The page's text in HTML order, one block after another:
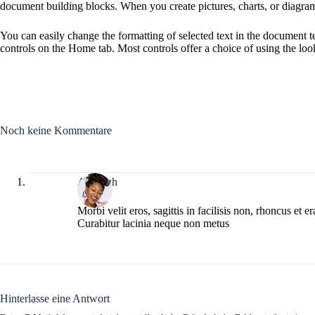
document building blocks. When you create pictures, charts, or
You can easily change the formatting of selected text in the
controls on the Home tab. Most controls offer a choice of using the
Noch keine Kommentare
Ashleigh
Morbi velit eros, sagittis in facilisis non, rhoncus et
Curabitur lacinia neque non metus
Hinterlasse eine Antwort